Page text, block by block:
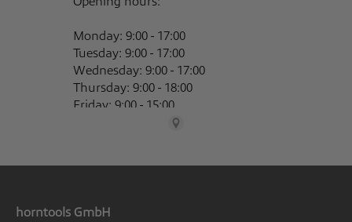
horntools GmbH